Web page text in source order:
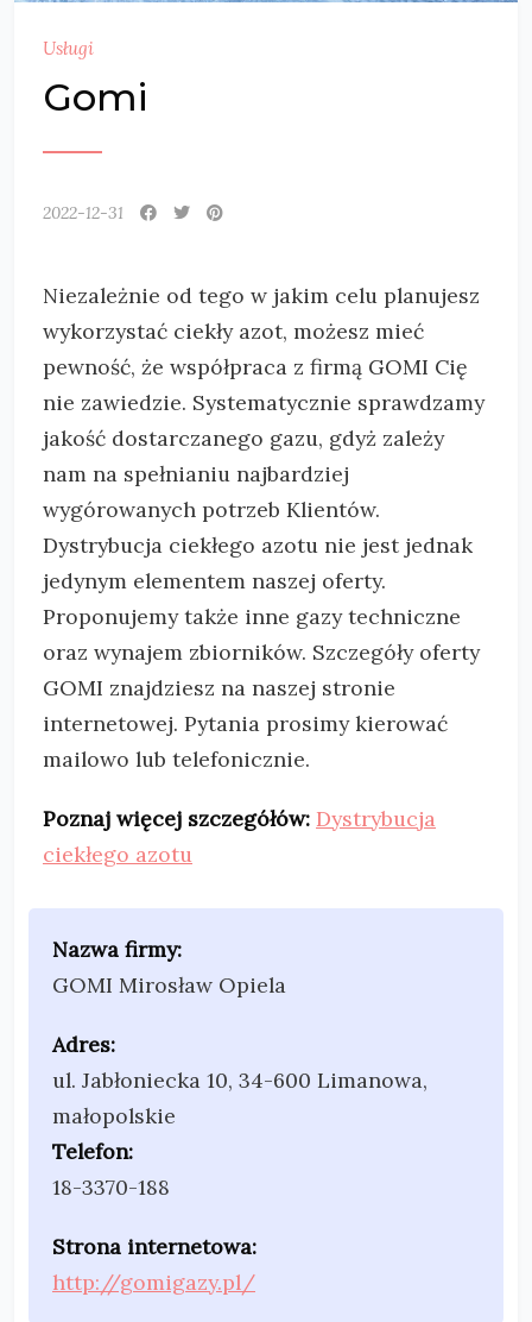
Usługi
Gomi
2022-12-31
Niezależnie od tego w jakim celu planujesz
wykorzystać ciekły azot, możesz mieć
pewność, że współpraca z firmą GOMI Cię
nie zawiedzie. Systematycznie sprawdzamy
jakość dostarczanego gazu, gdyż zależy
nam na spełnianiu najbardziej
wygórowanych potrzeb Klientów.
Dystrybucja ciekłego azotu nie jest jednak
jedynym elementem naszej oferty.
Proponujemy także inne gazy techniczne
oraz wynajem zbiorników. Szczegóły oferty
GOMI znajdziesz na naszej stronie
internetowej. Pytania prosimy kierować
mailowo lub telefonicznie.
Poznaj więcej szczegółów: Dystrybucja
ciekłego azotu
Nazwa firmy:
GOMI Mirosław Opiela
Adres:
ul. Jabłoniecka 10, 34-600 Limanowa,
małopolskie
Telefon:
18-3370-188
Strona internetowa:
http://gomigazy.pl/